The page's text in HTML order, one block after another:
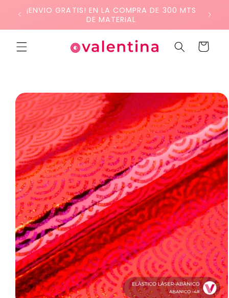
directamente
¡ENVIO GRATIS! EN LA COMPRA DE 300 MTS
DE MATERIAL
Carrito
directamente
a la
información
del producto